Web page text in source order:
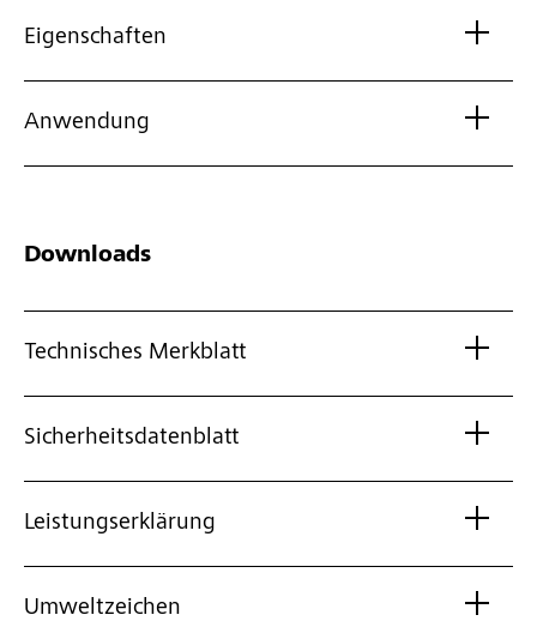
Eigenschaften
Anwendung
Downloads
Technisches Merkblatt
Sicherheitsdatenblatt
Leistungserklärung
Umweltzeichen